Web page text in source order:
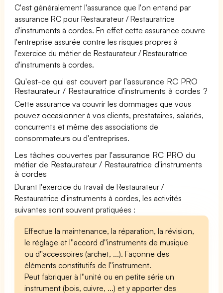
C'est généralement l'assurance que l'on entend par
assurance RC pour Restaurateur / Restauratrice
d'instruments à cordes. En effet cette assurance couvre
l'entreprise assurée contre les risques propres à
l'exercice du métier de Restaurateur / Restauratrice
d'instruments à cordes.
Qu'est-ce qui est couvert par l'assurance RC PRO
Restaurateur / Restauratrice d'instruments à cordes ?
Cette assurance va couvrir les dommages que vous
pouvez occasionner à vos clients, prestataires, salariés,
concurrents et même des associations de
consommateurs ou d'entreprises.
Les tâches couvertes par l'assurance RC PRO du
métier de Restaurateur / Restauratrice d'instruments
à cordes
Durant l'exercice du travail de Restaurateur /
Restauratrice d'instruments à cordes, les activités
suivantes sont souvent pratiquées :
Effectue la maintenance, la réparation, la révision,
le réglage et l''accord d''instruments de musique
ou d''accessoires (archet, ...). Façonne des
éléments constitutifs de l''instrument.
Peut fabriquer à l''unité ou en petite série un
instrument (bois, cuivre, ...) et y apporter des